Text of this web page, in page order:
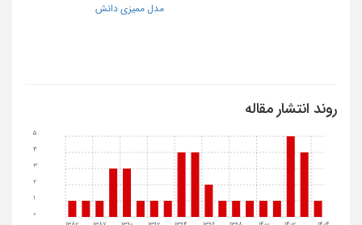
مدل ممیزی دانش
روند انتشار مقاله
0
1
2
3
4
5